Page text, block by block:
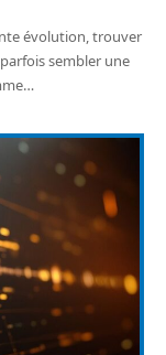
évolution, trouver
sembler une
…